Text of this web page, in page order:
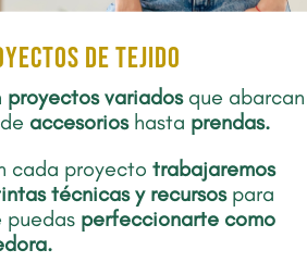
de tejido
proyectosvariadosque abarcan
accesorios hasta prendas.
cada proyectotrabajaremos
técnicas y recursos para
puedas perfeccionarte como